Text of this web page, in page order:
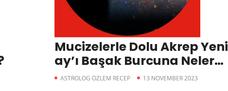
Mucizelerle Dolu Akrep Yeni
ay’ı Başak Burcuna Neler
Getirecek?
ASTROLOG ÖZLEM RECEP 13 NOVEMBER 2023